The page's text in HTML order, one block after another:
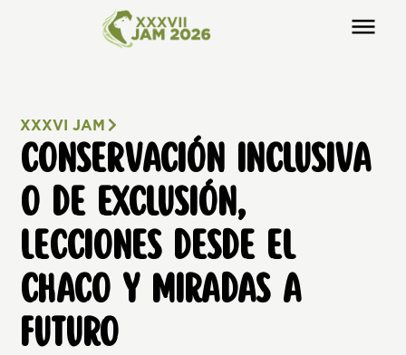
XXXVI JAM
CONSERVACIÓN INCLUSIVA
O DE EXCLUSIÓN,
LECCIONES DESDE EL
CHACO Y MIRADAS A
FUTURO